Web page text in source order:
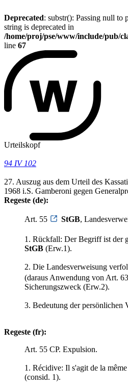
Deprecated: substr(): Passing null to
string is deprecated in
/home/proj/pse/www/include/pub/
line 67
Urteilskopf
94 IV 102
27. Auszug aus dem Urteil des
1968 i.S. Gamberoni gegen
Regeste (de):
Art. 55 StGB,
1. Rückfall: Der Begriff ist der
StGB (Erw.1).
2. Die Landesverweisung
(daraus Anwendung von Art. 63
Sicherungszweck (Erw.2).
3. Bedeutung der persönlichen
Regeste (fr):
Art. 55 CP. Expulsion.
1. Récidive: Il s'agit de la
(consid. 1).